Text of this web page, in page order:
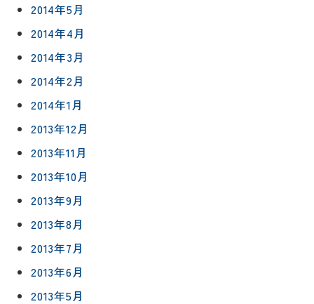
2014年5月
2014年4月
2014年3月
2014年2月
2014年1月
2013年12月
2013年11月
2013年10月
2013年9月
2013年8月
2013年7月
2013年6月
2013年5月